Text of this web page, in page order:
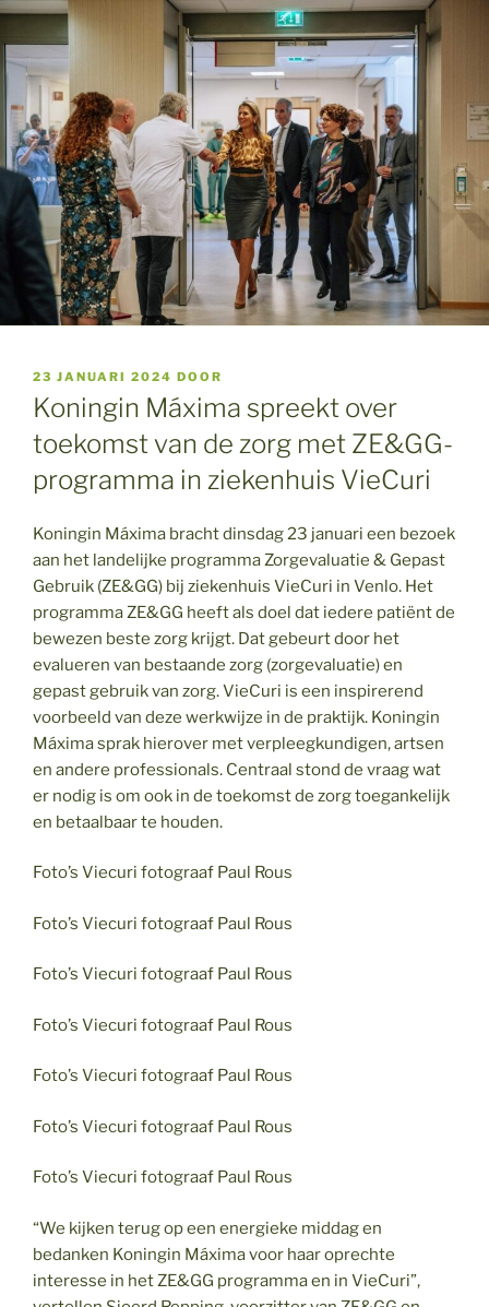
GEPLAATST
OP
23 JANUARI 2024 DOOR
Koningin Máxima spreekt over
toekomst van de zorg met ZE&GG-
programma in ziekenhuis VieCuri
Koningin Máxima bracht dinsdag 23 januari een bezoek
aan het landelijke programma Zorgevaluatie & Gepast
Gebruik (ZE&GG) bij ziekenhuis VieCuri in Venlo. Het
programma ZE&GG heeft als doel dat iedere patiënt de
bewezen beste zorg krijgt. Dat gebeurt door het
evalueren van bestaande zorg (zorgevaluatie) en
gepast gebruik van zorg. VieCuri is een inspirerend
voorbeeld van deze werkwijze in de praktijk. Koningin
Máxima sprak hierover met verpleegkundigen, artsen
en andere professionals. Centraal stond de vraag wat
er nodig is om ook in de toekomst de zorg toegankelijk
en betaalbaar te houden.
Foto’s Viecuri fotograaf Paul Rous
Foto’s Viecuri fotograaf Paul Rous
Foto’s Viecuri fotograaf Paul Rous
Foto’s Viecuri fotograaf Paul Rous
Foto’s Viecuri fotograaf Paul Rous
Foto’s Viecuri fotograaf Paul Rous
Foto’s Viecuri fotograaf Paul Rous
“We kijken terug op een energieke middag en
bedanken Koningin Máxima voor haar oprechte
interesse in het ZE&GG programma en in VieCuri”,